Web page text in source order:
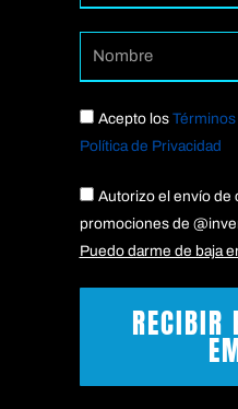
Acepto los
Política de Privacidad
Autorizo el envío de
promociones de
Puedo darme de baja
RECIBIR